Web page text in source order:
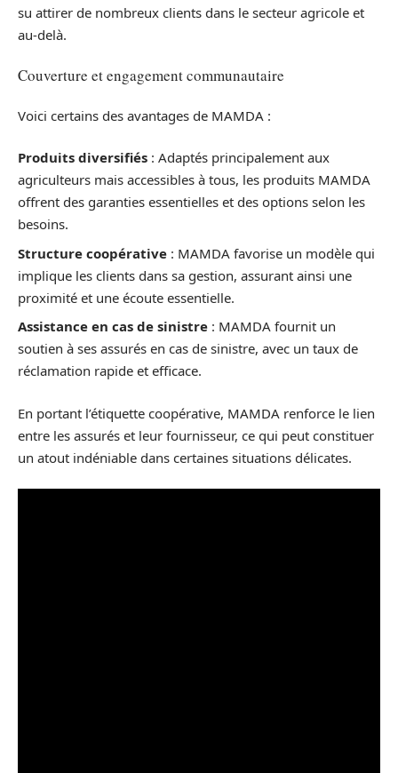
su attirer de nombreux clients dans le secteur agricole et
au-delà.
Couverture et engagement communautaire
Voici certains des avantages de MAMDA :
Produits diversifiés : Adaptés principalement aux
agriculteurs mais accessibles à tous, les produits MAMDA
offrent des garanties essentielles et des options selon les
besoins.
Structure coopérative : MAMDA favorise un modèle qui
implique les clients dans sa gestion, assurant ainsi une
proximité et une écoute essentielle.
Assistance en cas de sinistre : MAMDA fournit un
soutien à ses assurés en cas de sinistre, avec un taux de
réclamation rapide et efficace.
En portant l’étiquette coopérative, MAMDA renforce le lien
entre les assurés et leur fournisseur, ce qui peut constituer
un atout indéniable dans certaines situations délicates.